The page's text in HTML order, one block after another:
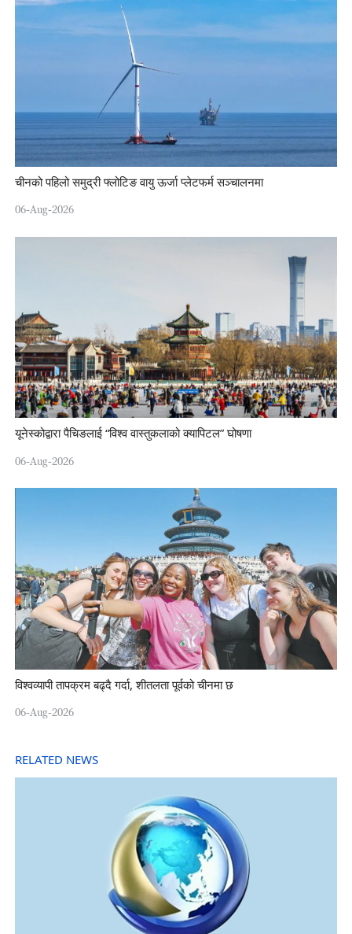
चीनको पहिलो समुद्री फ्लोटिङ वायु ऊर्जा प्लेटफर्म सञ्चालनमा
06-Aug-2026
यूनेस्कोद्वारा पैचिङलाई “विश्व वास्तुकलाको क्यापिटल” घोषणा
06-Aug-2026
विश्वव्यापी तापक्रम बढ्दै गर्दा, शीतलता पूर्वको चीनमा छ
06-Aug-2026
RELATED NEWS